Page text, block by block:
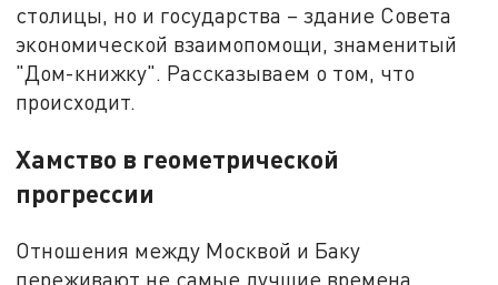
столицы, но и государства – здание Совета
экономической взаимопомощи, знаменитый
"Дом-книжку". Рассказываем о том, что
происходит.
Хамство в геометрической
прогрессии
Отношения между Москвой и Баку
переживают не самые лучшие времена.